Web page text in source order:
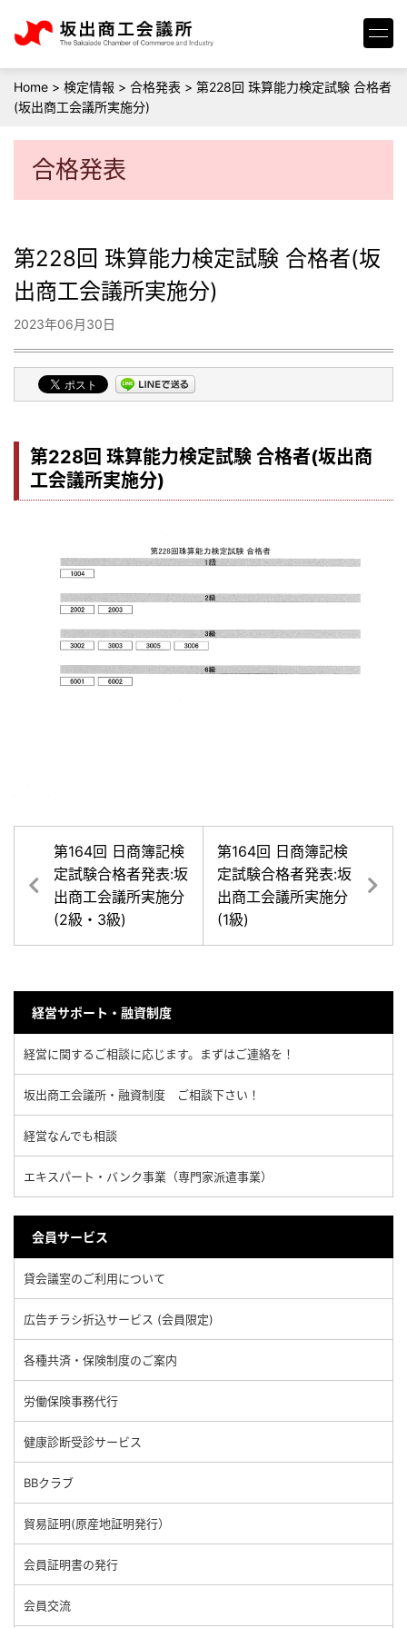
Home > 検定情報 > 合格発表 > 第228回 珠算能力検定試験 合格者
(坂出商工会議所実施分)
合格発表
第228回 珠算能力検定試験 合格者(坂
出商工会議所実施分)
2023年06月30日
第228回 珠算能力検定試験 合格者(坂出商
工会議所実施分)
第164回 日商簿記検
定試験合格者発表:坂
出商工会議所実施分
(2級・3級)
第164回 日商簿記検
定試験合格者発表:坂
出商工会議所実施分
(1級)
経営サポート・融資制度
経営に関するご相談に応じます。まずはご連絡を！
坂出商工会議所・融資制度 ご相談下さい！
経営なんでも相談
エキスパート・バンク事業（専門家派遣事業）
会員サービス
貸会議室のご利用について
広告チラシ折込サービス (会員限定)
各種共済・保険制度のご案内
労働保険事務代行
健康診断受診サービス
BBクラブ
貿易証明(原産地証明発行）
会員証明書の発行
会員交流